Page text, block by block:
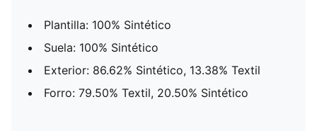
Plantilla: 100% Sintético
Suela: 100% Sintético
Exterior: 86.62% Sintético, 13.38% Textil
Forro: 79.50% Textil, 20.50% Sintético